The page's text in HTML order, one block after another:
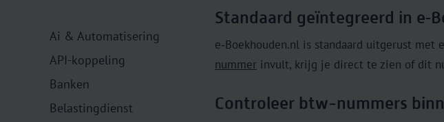
Ai & Automatisering
API-koppeling
Banken
Belastingdienst
Standaard geïntegreerd in
e‑Boekhouden.nl is standaard uitgerust
nummer invult, krijg je direct te zien of dit
Controleer btw-nummers